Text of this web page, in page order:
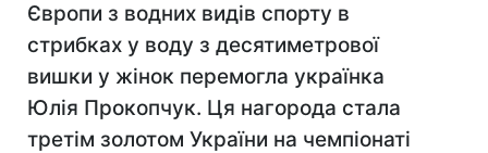
Європи з водних видів спорту в
стрибках у воду з десятиметрової
вишки у жінок перемогла українка
Юлія Прокопчук. Ця нагорода стала
третім золотом України на чемпіонаті